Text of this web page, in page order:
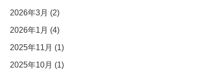
2026年3月 (2)
2026年1月 (4)
2025年11月 (1)
2025年10月 (1)